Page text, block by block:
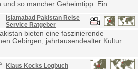
und so mancher Geheimtipp. Ein...
Islamabad Pakistan Reise
Service Ratgeber
bieten eine faszinierende
Gebirgen, jahrtausendealter Kultur
Klaus Kocks Logbuch